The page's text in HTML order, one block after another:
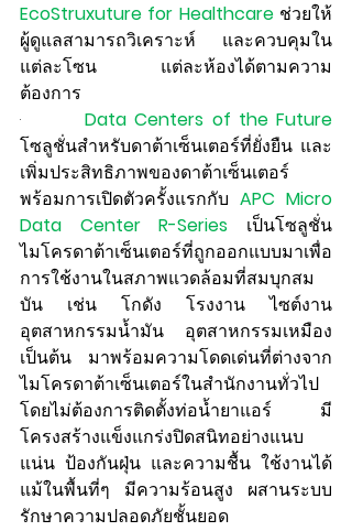
EcoStruxuture for Healthcare ช่วยให้
ผู้ดูแลสามารถวิเคราะห์ และควบคุมใน
แต่ละโซน แต่ละห้องได้ตามความ
ต้องการ
· Data Centers of the Future
โซลูชั่นสำหรับดาต้าเซ็นเตอร์ที่ยั่งยืน และ
เพิ่มประสิทธิภาพของดาต้าเซ็นเตอร์
พร้อมการเปิดตัวครั้งแรกกับ APC Micro
Data Center R-Series เป็นโซลูชั่น
ไมโครดาต้าเซ็นเตอร์ที่ถูกออกแบบมาเพื่อ
การใช้งานในสภาพแวดล้อมที่สมบุกสม
บัน เช่น โกดัง โรงงาน ไซต์งาน
อุตสาหกรรมน้ำมัน อุตสาหกรรมเหมือง
เป็นต้น มาพร้อมความโดดเด่นที่ต่างจาก
ไมโครดาต้าเซ็นเตอร์ในสำนักงานทั่วไป
โดยไม่ต้องการติดตั้งท่อน้ำยาแอร์ มี
โครงสร้างแข็งแกร่งปิดสนิทอย่างแนบ
แน่น ป้องกันฝุ่น และความชื้น ใช้งานได้
แม้ในพื้นที่ๆ มีความร้อนสูง ผสานระบบ
รักษาความปลอดภัยชั้นยอด